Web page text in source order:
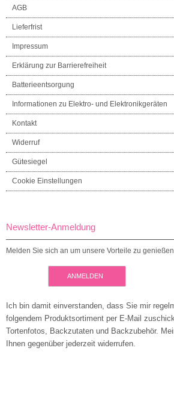
AGB
Lieferfrist
Impressum
Erklärung zur Barrierefreiheit
Batterieentsorgung
Informationen zu Elektro- und Elektronikgeräten
Kontakt
Widerruf
Gütesiegel
Cookie Einstellungen
Newsletter-Anmeldung
Melden Sie sich an um unsere Vorteile zu genießen
ANMELDEN
Ich bin damit einverstanden, dass Sie mir
folgendem Produktsortiment per E-Mail
Tortenfotos, Backzutaten und Backzubehör.
Ihnen gegenüber jederzeit widerrufen.